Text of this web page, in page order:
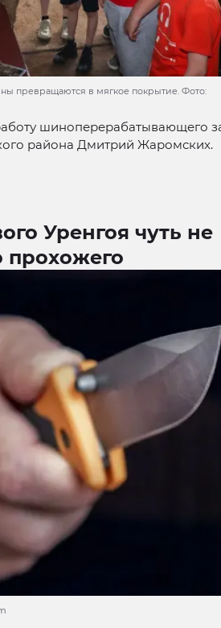
превращаются в мягкое покрытие. Фото:
шиноперерабатывающего
района Дмитрий Жаромских.
Уренгоя чуть не
прохожего